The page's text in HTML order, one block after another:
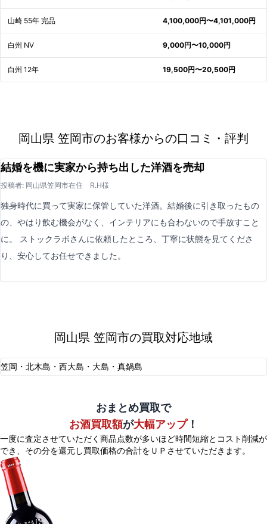
山崎 55年 完品 4,100,000円〜4,101,000円
白州 NV 9,000円〜10,000円
白州 12年 19,500円〜20,500円
岡山県 笠岡市のお客様からの口コミ・評判
結婚を機に実家から持ち出した洋酒を売却
投稿者: 岡山県笠岡市在住 R.H様
独身時代に買って実家に保管していた洋酒。結婚後に引き取ったもの
の、やはり飲む機会がなく、インテリアにも合わないので手放すこと
に。 ストックラボさんに依頼したところ、丁寧に状態を見てくださ
り、安心してお任せできました。
岡山県 笠岡市の買取対応地域
笠岡・北木島・西大島・大島・真鍋島
おまとめ買取で
お酒買取額が大幅アップ！
一度に査定させていただく商品点数が多いほど時間短縮とコスト削減が
でき、 その分を還元し買取価格の合計をＵＰさせていただきます。